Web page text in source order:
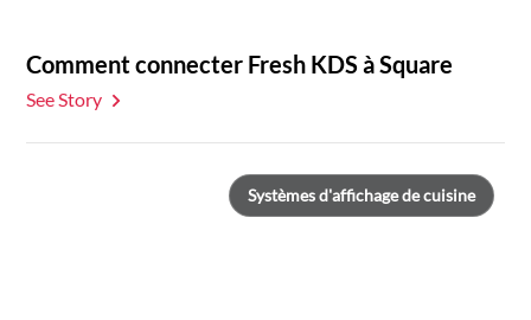
Comment connecter Fresh KDS à Square
See Story
Systèmes d'affichage de cuisine